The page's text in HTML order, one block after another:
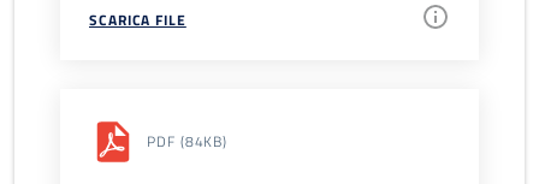
SCARICA FILE
PDF (84KB)